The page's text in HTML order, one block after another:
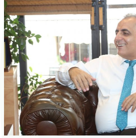
تواصل معنا